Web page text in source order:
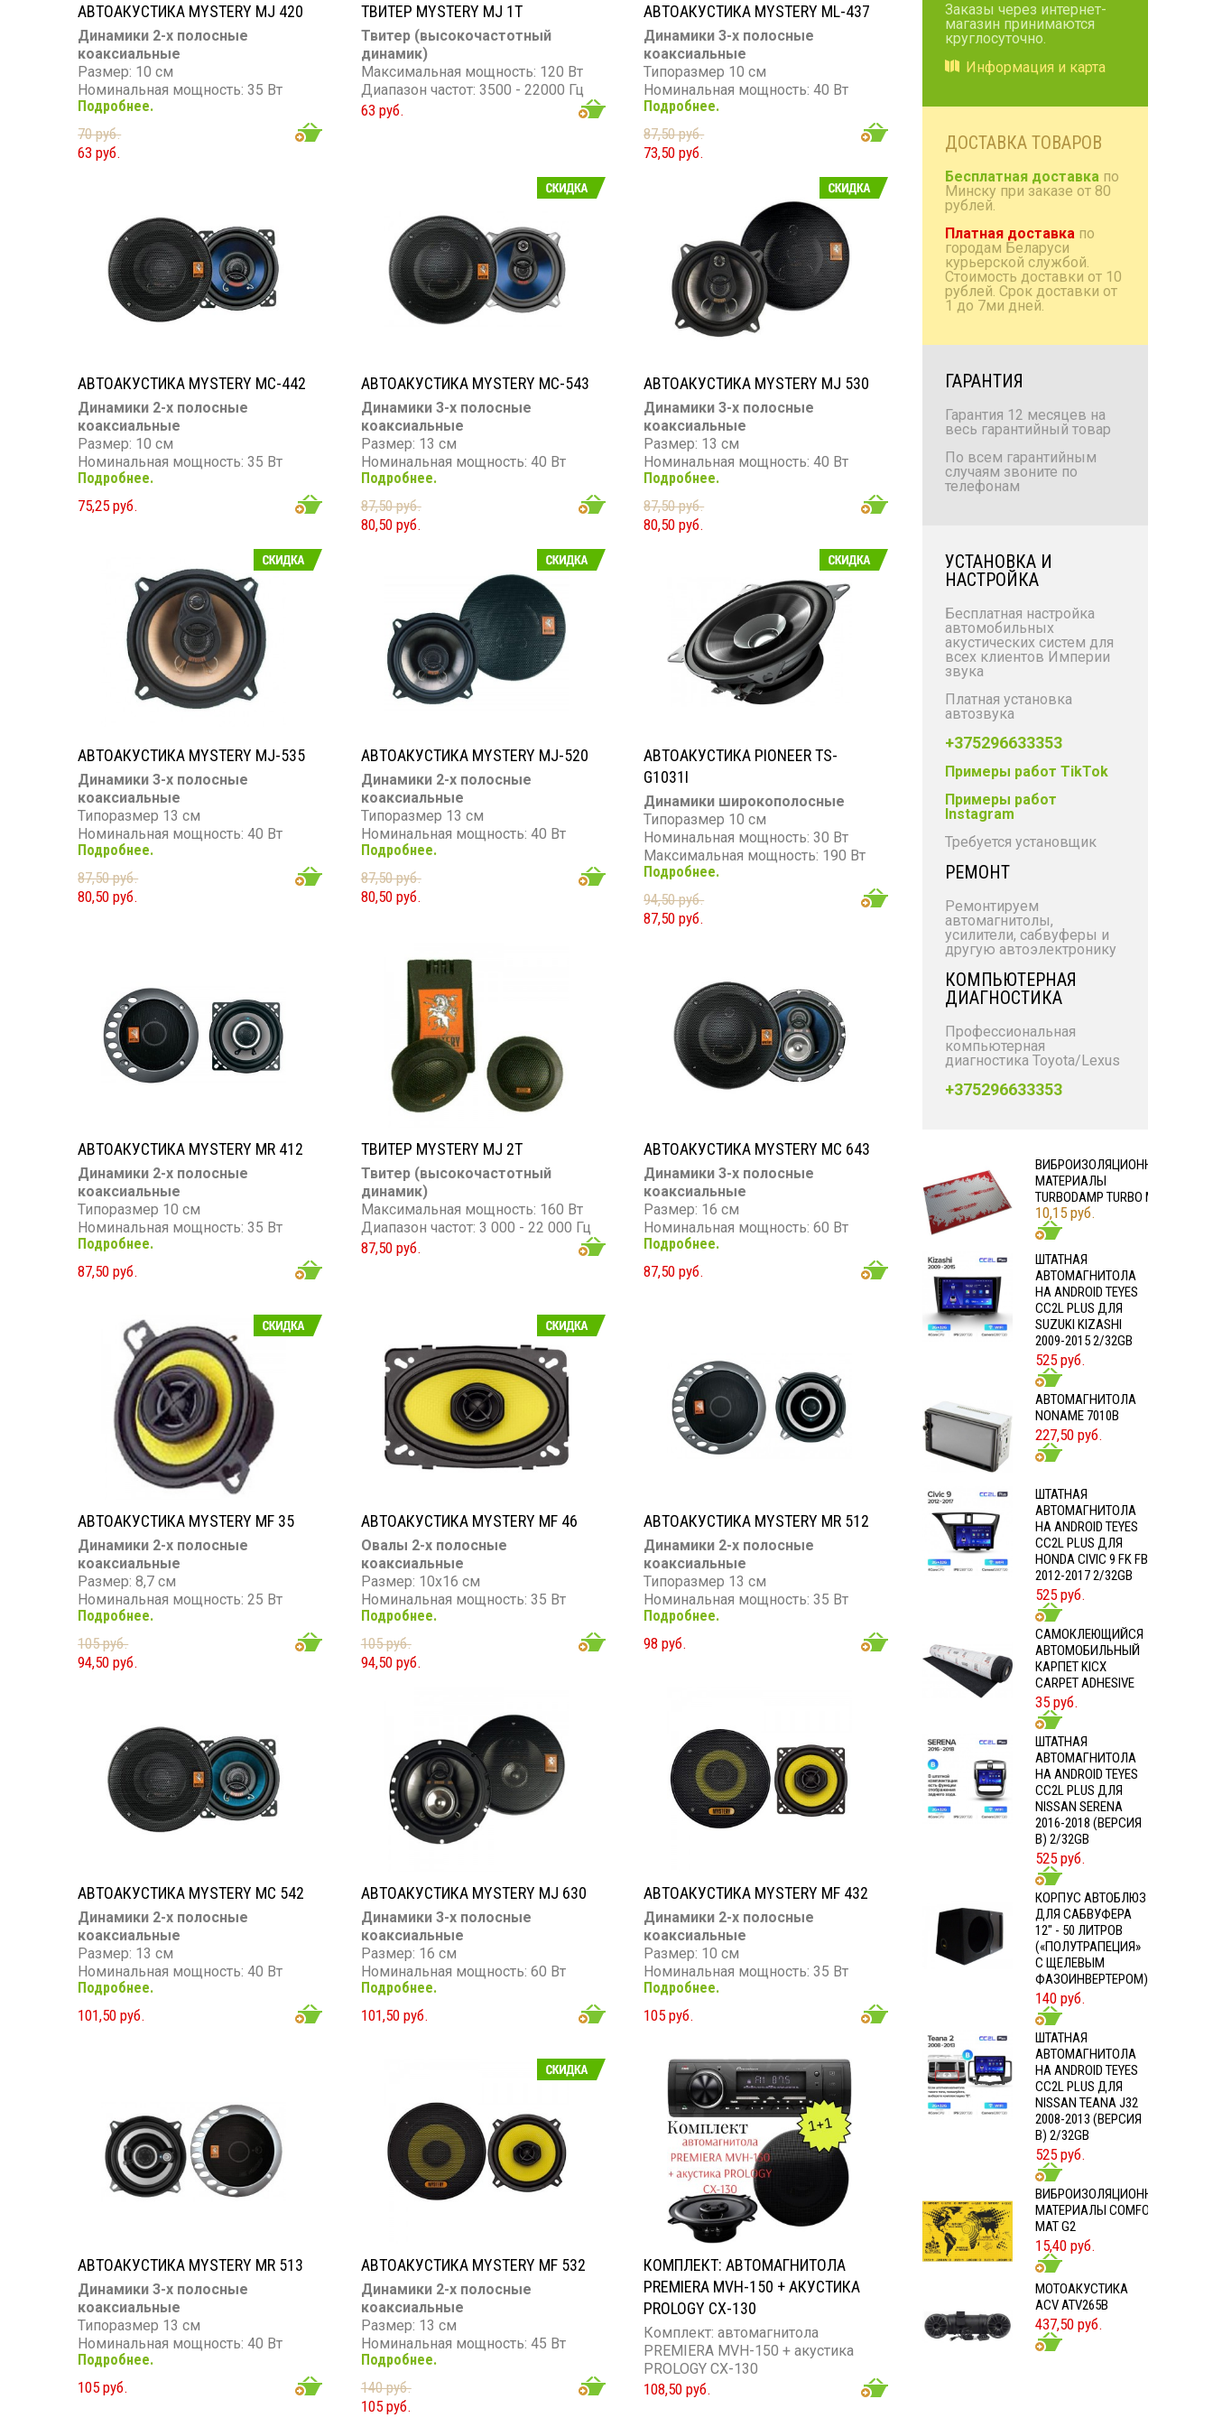
АВТОАКУСТИКА MYSTERY MJ 420
Динамики 2-х полосные
коаксиальные
Размер: 10 см
Номинальная мощность: 35 Вт
Максимальная мощность: 120 Вт
Диапазон частот: 80 - 20 000 Гц
Чувствительность: 90 дБ
Сопротивление: 4 Ом
Подробнее.
70 руб.
63 руб.
ТВИТЕР MYSTERY MJ 1T
Твитер (высокочастотный
динамик)
Максимальная мощность: 120 Вт
Диапазон частот: 3500 - 22000 Гц
63 руб.
АВТОАКУСТИКА MYSTERY ML-437
Динамики 3-х полосные
коаксиальные
Типоразмер 10 см
Номинальная мощность: 40 Вт
Максимальная мощность: 120 Вт
Диапазон частот: 100 - 20 000 Гц
Чувствительность: 88 дБ
Сопротивление: 3 Ом
Подробнее.
87,50 руб.
73,50 руб.
АВТОАКУСТИКА MYSTERY MC-442
Динамики 2-х полосные
коаксиальные
Размер: 10 см
Номинальная мощность: 35 Вт
Максимальная мощность: 120 Вт
Диапазон частот: 80 - 20 000 Гц
Чувствительность: 90 дБ
Подробнее.
75,25 руб.
АВТОАКУСТИКА MYSTERY MC-543
Динамики 3-х полосные
коаксиальные
Размер: 13 см
Номинальная мощность: 40 Вт
Максимальная мощность: 150 Вт
Диапазон частот: 70 - 20 000 Гц
Чувствительность: 90 дБ
Сопротивление: 4 Ом
Подробнее.
87,50 руб.
80,50 руб.
АВТОАКУСТИКА MYSTERY MJ 530
Динамики 3-х полосные
коаксиальные
Размер: 13 см
Номинальная мощность: 40 Вт
Максимальная мощность: 140 Вт
Диапазон частот: 70 - 20 000 Гц
Чувствительность: 90 дБ
Сопротивление: 4 Ом
Подробнее.
87,50 руб.
80,50 руб.
АВТОАКУСТИКА MYSTERY MJ-535
Динамики 3-х полосные
коаксиальные
Типоразмер 13 см
Номинальная мощность: 40 Вт
Максимальная мощность: 150 Вт
Диапазон частот: 70 - 20 000 Гц
Чувствительность: 91 дБ
Сопротивление: 4 Ом
Подробнее.
87,50 руб.
80,50 руб.
АВТОАКУСТИКА MYSTERY MJ-520
Динамики 2-х полосные
коаксиальные
Типоразмер 13 см
Номинальная мощность: 40 Вт
Максимальная мощность: 140 Вт
Диапазон частот: 70 - 22000 Гц
Чувствительность: 90 дБ
Сопротивление: 4 Ом
Подробнее.
87,50 руб.
80,50 руб.
АВТОАКУСТИКА PIONEER TS-
G1031I
Динамики широкополосные
Типоразмер 10 см
Номинальная мощность: 30 Вт
Максимальная мощность: 190 Вт
Диапазон частот: 38 - 26 000 Гц
Чувствительность: 86 дБ
Сопротивление: 4 Ом
Подробнее.
94,50 руб.
87,50 руб.
АВТОАКУСТИКА MYSTERY MR 412
Динамики 2-х полосные
коаксиальные
Типоразмер 10 см
Номинальная мощность: 35 Вт
Максимальная мощность: 120 Вт
Диапазон частот: 70 - 20 000 Гц
Чувствительность: 90 дБ
Подробнее.
87,50 руб.
ТВИТЕР MYSTERY MJ 2T
Твитер (высокочастотный
динамик)
Максимальная мощность: 160 Вт
Диапазон частот: 3 000 - 22 000 Гц
87,50 руб.
АВТОАКУСТИКА MYSTERY MC 643
Динамики 3-х полосные
коаксиальные
Размер: 16 см
Номинальная мощность: 60 Вт
Максимальная мощность: 180 Вт
Диапазон частот: 55 - 20 000 Гц
Чувствительность: 91 дБ
Подробнее.
87,50 руб.
АВТОАКУСТИКА MYSTERY MF 35
Динамики 2-х полосные
коаксиальные
Размер: 8,7 см
Номинальная мощность: 25 Вт
Максимальная мощность: 60 Вт
Диапазон частот: 120 - 21 000 Гц
Чувствительность: 88 дБ
Сопротивление: 4 Ом
Подробнее.
105 руб.
94,50 руб.
АВТОАКУСТИКА MYSTERY MF 46
Овалы 2-х полосные
коаксиальные
Размер: 10х16 см
Номинальная мощность: 35 Вт
Максимальная мощность: 130 Вт
Диапазон частот: 65 - 20 000 Гц
Чувствительность: 90 дБ
Сопротивление: 4 Ом
Подробнее.
105 руб.
94,50 руб.
АВТОАКУСТИКА MYSTERY MR 512
Динамики 2-х полосные
коаксиальные
Типоразмер 13 см
Номинальная мощность: 35 Вт
Максимальная мощность: 130 Вт
Диапазон частот: 70 - 20 000 Гц
Чувствительность: 90 дБ
Подробнее.
98 руб.
АВТОАКУСТИКА MYSTERY MC 542
Динамики 2-х полосные
коаксиальные
Размер: 13 см
Номинальная мощность: 40 Вт
Максимальная мощность: 150 Вт
Диапазон частот: 70 - 20 000 Гц
Чувствительность: 90 дБ
Подробнее.
101,50 руб.
АВТОАКУСТИКА MYSTERY MJ 630
Динамики 3-х полосные
коаксиальные
Размер: 16 см
Номинальная мощность: 60 Вт
Максимальная мощность: 180 Вт
Диапазон частот: 55 - 20 000 Гц
Чувствительность: 91 дБ
Подробнее.
101,50 руб.
АВТОАКУСТИКА MYSTERY MF 432
Динамики 2-х полосные
коаксиальные
Размер: 10 см
Номинальная мощность: 35 Вт
Максимальная мощность: 130 Вт
Диапазон частот: 70 - 20 000 Гц
Чувствительность: 90 дБ
Подробнее.
105 руб.
АВТОАКУСТИКА MYSTERY MR 513
Динамики 3-х полосные
коаксиальные
Типоразмер 13 см
Номинальная мощность: 40 Вт
Максимальная мощность: 180 Вт
Диапазон частот: 60 - 20 000 Гц
Чувствительность: 91 дБ
Подробнее.
105 руб.
АВТОАКУСТИКА MYSTERY MF 532
Динамики 2-х полосные
коаксиальные
Размер: 13 см
Номинальная мощность: 45 Вт
Максимальная мощность: 180 Вт
Диапазон частот: 60 - 20 000 Гц
Чувствительность: 91 дБ
Сопротивление: 4 Ом
Подробнее.
140 руб.
105 руб.
КОМПЛЕКТ: АВТОМАГНИТОЛА
PREMIERA MVH-150 + АКУСТИКА
PROLOGY CX-130
Комплект: автомагнитола
PREMIERA MVH-150 + акустика
PROLOGY CX-130
108,50 руб.
Коробки/проставки/
полки
Антенны радио и TV
Домашняя акустика
Аксессуары
Заказы через интернет-
магазин принимаются
круглосуточно.
Информация и карта
ДОСТАВКА ТОВАРОВ
Бесплатная доставка по
Минску при заказе от 80
рублей.
Платная доставка по
городам Беларуси
курьерской службой.
Стоимость доставки от 10
рублей. Срок доставки от
1 до 7ми дней.
ГАРАНТИЯ
Гарантия 12 месяцев на
весь гарантийный товар
По всем гарантийным
случаям звоните по
телефонам
УСТАНОВКА И
НАСТРОЙКА
Бесплатная настройка
автомобильных
акустических систем для
всех клиентов Империи
звука
Платная установка
автозвука
+375296633353
Примеры работ TikTok
Примеры работ
Instagram
Требуется установщик
РЕМОНТ
Ремонтируем
автомагнитолы,
усилители, сабвуферы и
другую автоэлектронику
КОМПЬЮТЕРНАЯ
ДИАГНОСТИКА
Профессиональная
компьютерная
диагностика Toyota/Lexus
+375296633353
ВИБРОИЗОЛЯЦИОННЫЕ
МАТЕРИАЛЫ
TURBODAMP TURBO M2
10,15 руб.
ШТАТНАЯ
АВТОМАГНИТОЛА
НА ANDROID TEYES
CC2L PLUS ДЛЯ
SUZUKI KIZASHI
2009-2015 2/32GB
525 руб.
АВТОМАГНИТОЛА
NONAME 7010B
227,50 руб.
ШТАТНАЯ
АВТОМАГНИТОЛА
НА ANDROID TEYES
CC2L PLUS ДЛЯ
HONDA CIVIC 9 FK FB
2012-2017 2/32GB
525 руб.
CАМОКЛЕЮЩИЙСЯ
АВТОМОБИЛЬНЫЙ
КАРПЕТ KICX
CARPET ADHESIVE
35 руб.
ШТАТНАЯ
АВТОМАГНИТОЛА
НА ANDROID TEYES
CC2L PLUS ДЛЯ
NISSAN SERENA
2016-2018 (ВЕРСИЯ
B) 2/32GB
525 руб.
КОРПУС АВТОБЛЮЗ
ДЛЯ САБВУФЕРА
12" - 50 ЛИТРОВ
(«ПОЛУТРАПЕЦИЯ»
С ЩЕЛЕВЫМ
ФАЗОИНВЕРТЕРОМ)
140 руб.
ШТАТНАЯ
АВТОМАГНИТОЛА
НА ANDROID TEYES
CC2L PLUS ДЛЯ
NISSAN TEANA J32
2008-2013 (ВЕРСИЯ
B) 2/32GB
525 руб.
ВИБРОИЗОЛЯЦИОННЫЕ
МАТЕРИАЛЫ COMFORT
MAT G2
15,40 руб.
МОТОАКУСТИКА
ACV ATV265B
437,50 руб.